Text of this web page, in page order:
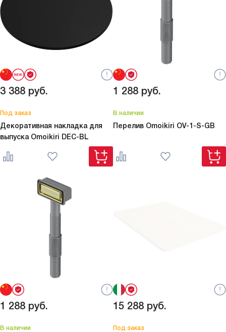
3 388 руб.
Под заказ
Декоративная накладка для
выпуска Omoikiri DEC-BL
1 288 руб.
В наличии
Перелив Omoikiri OV-1-S-GB
1 288 руб.
В наличии
15 288 руб.
Под заказ